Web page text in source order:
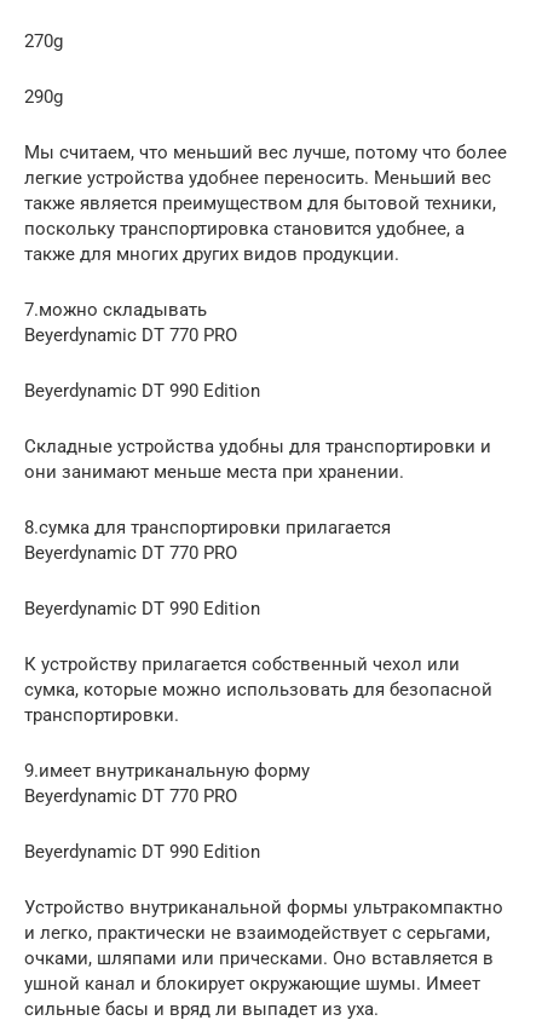
270g
290g
Мы считаем, что меньший вес лучше, потому что более
легкие устройства удобнее переносить. Меньший вес
также является преимуществом для бытовой техники,
поскольку транспортировка становится удобнее, а
также для многих других видов продукции.
7.можно складывать
Beyerdynamic DT 770 PRO
Beyerdynamic DT 990 Edition
Складные устройства удобны для транспортировки и
они занимают меньше места при хранении.
8.сумка для транспортировки прилагается
Beyerdynamic DT 770 PRO
Beyerdynamic DT 990 Edition
К устройству прилагается собственный чехол или
сумка, которые можно использовать для безопасной
транспортировки.
9.имеет внутриканальную форму
Beyerdynamic DT 770 PRO
Beyerdynamic DT 990 Edition
Устройство внутриканальной формы ультракомпактно
и легко, практически не взаимодействует с серьгами,
очками, шляпами или прическами. Оно вставляется в
ушной канал и блокирует окружающие шумы. Имеет
сильные басы и вряд ли выпадет из уха.